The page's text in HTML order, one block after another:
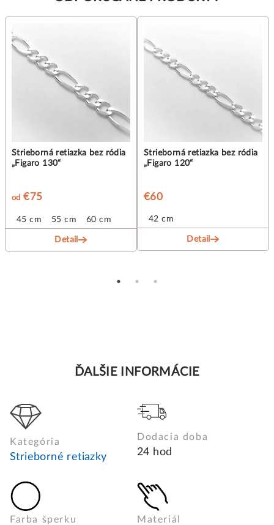
50 cm
Strieborná retiazka bez ródia
„Figaro 130“
od €75
45 cm 55 cm 60 cm
Detail
Strieborná retiazka bez ródia
„Figaro 120“
€60
42 cm
Detail
ĎALŠIE INFORMÁCIE
Kategória
Strieborné retiazky
Dodacia doba
24 hod
Farba šperku Materiál